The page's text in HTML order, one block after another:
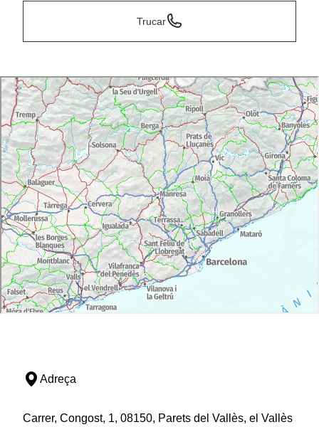
Trucar
Adreça
Carrer, Congost, 1, 08150, Parets del Vallès, el Vallès